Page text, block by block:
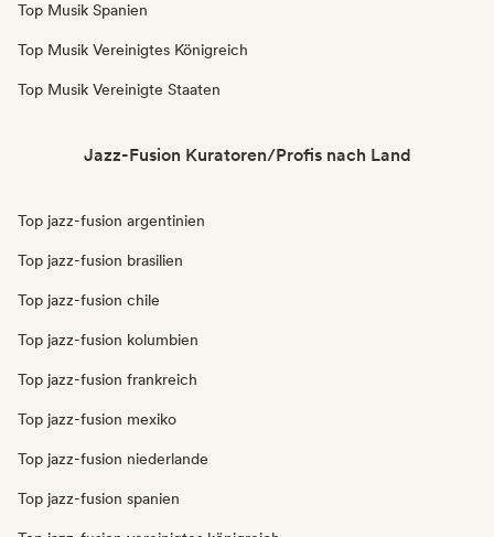
Top Musik Spanien
Top Musik Vereinigtes Königreich
Top Musik Vereinigte Staaten
Jazz-Fusion Kuratoren/Profis nach Land
Top jazz-fusion argentinien
Top jazz-fusion brasilien
Top jazz-fusion chile
Top jazz-fusion kolumbien
Top jazz-fusion frankreich
Top jazz-fusion mexiko
Top jazz-fusion niederlande
Top jazz-fusion spanien